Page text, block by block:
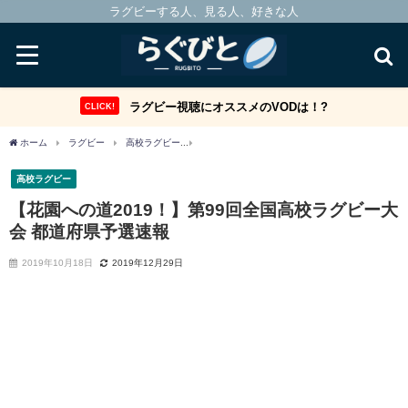
ラグビーする人、見る人、好きな人
CLICK! ラグビー視聴にオススメのVODは！?
ホーム ラグビー 高校ラグビー
高校ラグビー
【花園への道2019！】第99回全国高校ラグビー大
会 都道府県予選速報
2019年10月18日 2019年12月29日